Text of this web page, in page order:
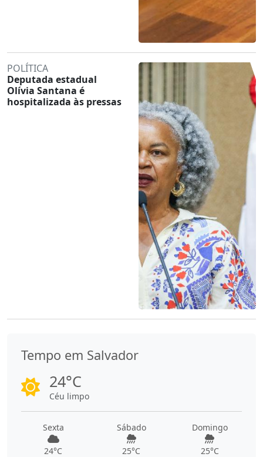
POLÍTICA
Deputada estadual
Olívia Santana é
hospitalizada às pressas
Tempo em Salvador
24°C
Céu limpo
Sexta
24°C
Sábado
25°C
Domingo
25°C